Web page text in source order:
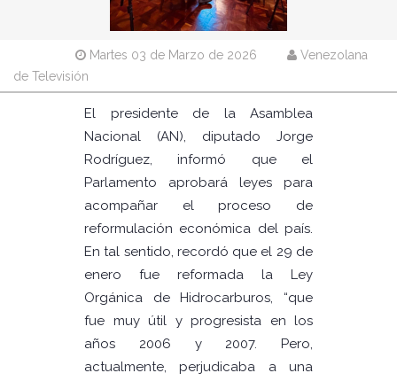
Martes 03 de Marzo de 2026
Venezolana
de Televisión
El presidente de la Asamblea
Nacional (AN), diputado Jorge
Rodríguez, informó que el
Parlamento aprobará leyes para
acompañar el proceso de
reformulación económica del país.
En tal sentido, recordó que el 29 de
enero fue reformada la Ley
Orgánica de Hidrocarburos, “que
fue muy útil y progresista en los
años 2006 y 2007. Pero,
actualmente, perjudicaba a una